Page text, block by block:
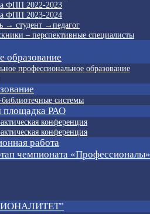
ФПП 2022-2023
ФПП 2023-2024
→ студент →педагог
– перспективные специалисты
образование
профессиональное образование
системы
площадка РАО
конференция
конференция
работа
чемпионата «Профессионалы»